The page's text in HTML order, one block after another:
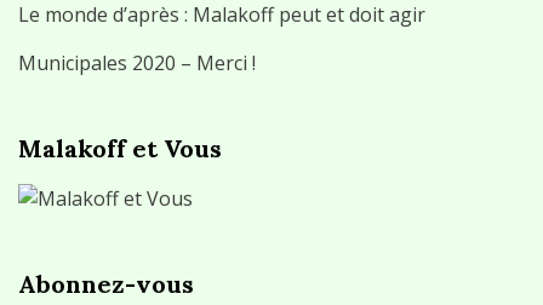
Le monde d’après : Malakoff peut et doit agir
Municipales 2020 – Merci !
Malakoff et Vous
Abonnez-vous